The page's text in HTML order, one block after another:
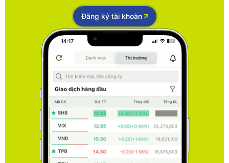
Đăng ký tài khoản